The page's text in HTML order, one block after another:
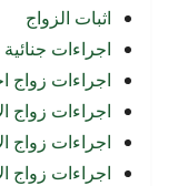
اثبات الزواج
اجراءات جنائية
اجراءات زواج
اجراءات زواج
اجراءات زواج
اجراءات زواج